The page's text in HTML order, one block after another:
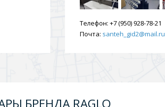
Телефон: +7 (950) 928-78-21
Почта: santeh_gid2@mail.ru
БРЕНДА RAGLO